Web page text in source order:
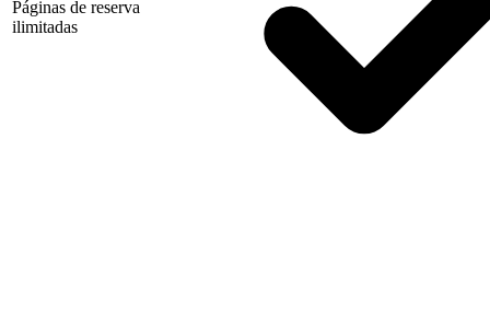
Páginas de reserva
ilimitadas